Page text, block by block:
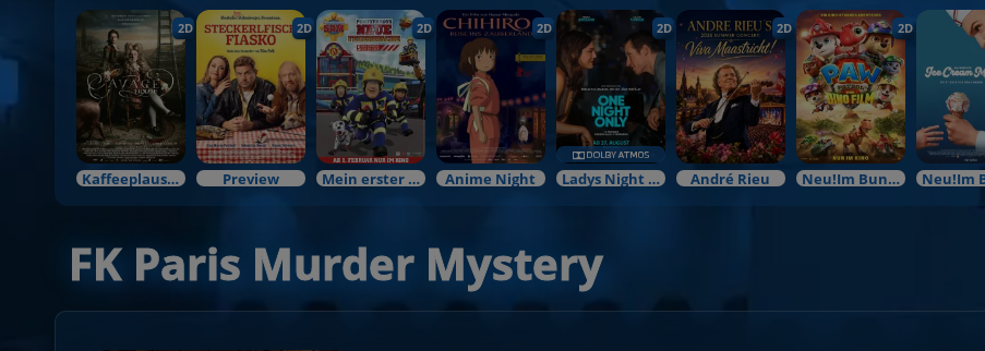
2D
Kaffeeplausch & Kinozauber
2D
Preview
2D
Mein erster Kinobesuch
2D
Anime Night
2D
Ladys Night Preview
2D
André Rieu
2D
Neu!Im Bundesstart
FK Paris Murder Mystery